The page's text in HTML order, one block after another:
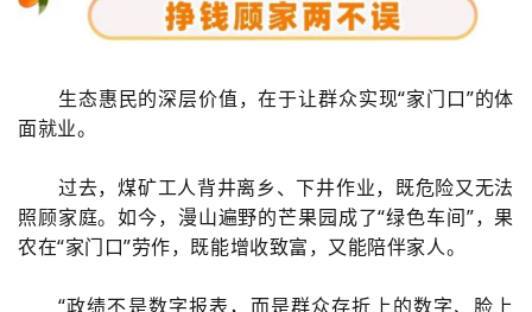
生态惠民的深层价值，在于让群众实现“家门口”的体
面就业。
过去，煤矿工人背井离乡、下井作业，既危险又无法
照顾家庭。如今，漫山遍野的芒果园成了“绿色车间”，果
农在“家门口”劳作，既能增收致富，又能陪伴家人。
“政绩不是数字报表，而是群众存折上的数字、脸上